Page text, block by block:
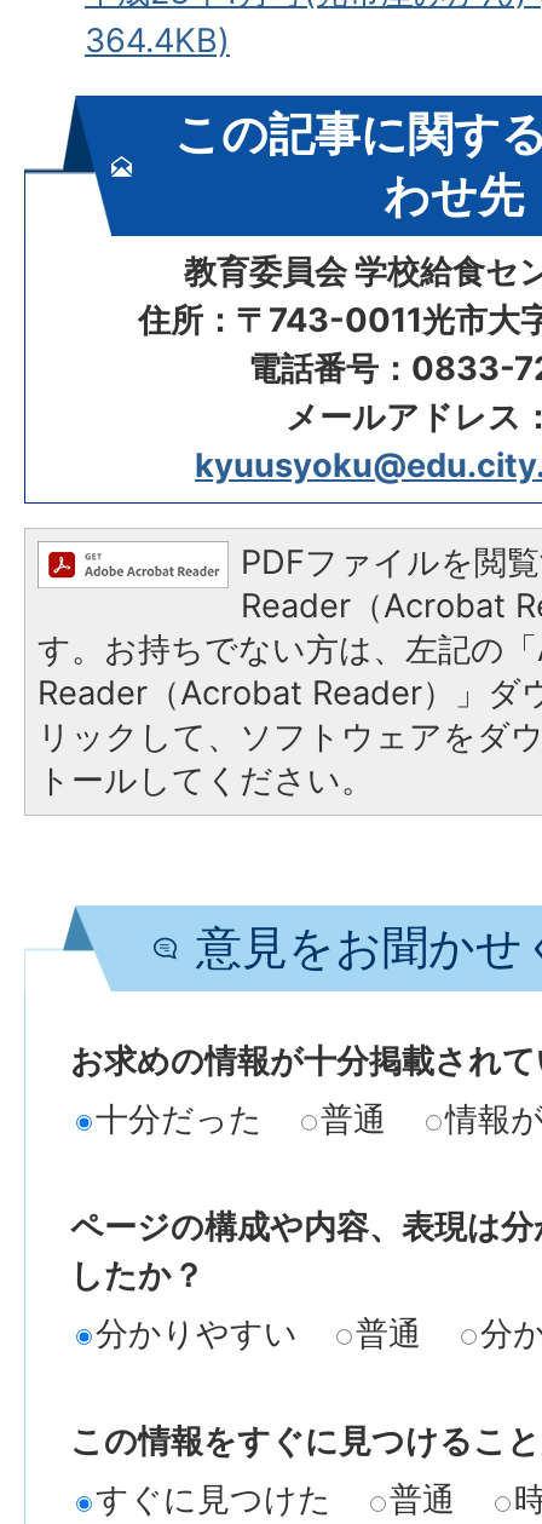
364.4KB)
この記事に関す
わせ先
教育委員会 学校給食セ
住所：〒743-0011光市大
電話番号：0833-
メールアドレス
PDFファイルを閲
Reader（Acrobat
す。お持ちでない方は、左記の
Reader（Acrobat Reader）」ダ
リックして、ソフトウェアをダ
トールしてください。
意見をお聞かせ
お求めの情報が十分掲載され
十分だった
普通 情報
ページの構成や内容、表現は
したか？
分かりやすい
普通 分
この情報をすぐに見つけるこ
すぐに見つけた
普通